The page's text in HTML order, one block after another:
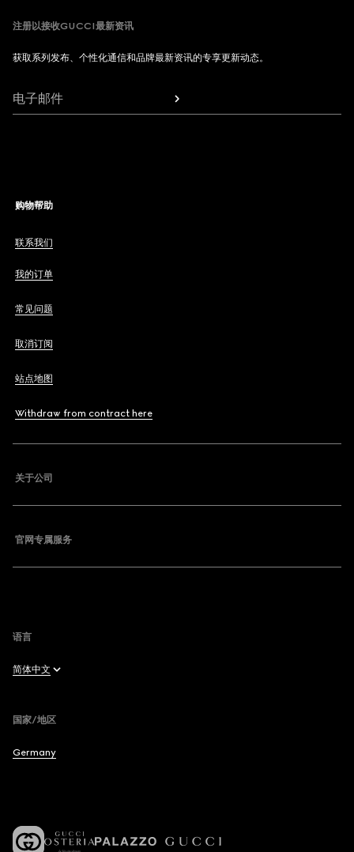
注册以接收GUCCI最新资讯
获取系列发布、个性化通信和品牌最新资讯的专享更新动态。
电子邮件
购物帮助
联系我们
我的订单
常见问题
取消订阅
站点地图
Withdraw from contract here
关于公司
官网专属服务
语言
简体中文
English
Español
国家/地区
Germany